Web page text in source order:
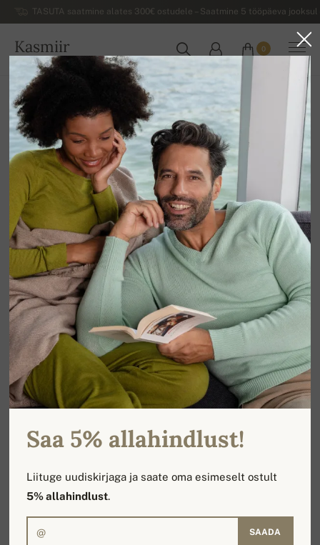
TASUTA saatmine alates 300€ ostudele – Saatmine 5 tööpäeva
Kasmiir
EESTI
0
Koju
Saa 5% allahindlust!
Liituge uudiskirjaga ja saate oma esimeselt ostult
5% allahindlust.
SAADA